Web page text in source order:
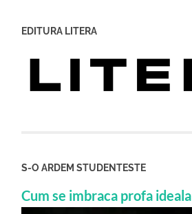
EDITURA LITERA
S-O ARDEM STUDENTESTE
Cum se imbraca profa ideala